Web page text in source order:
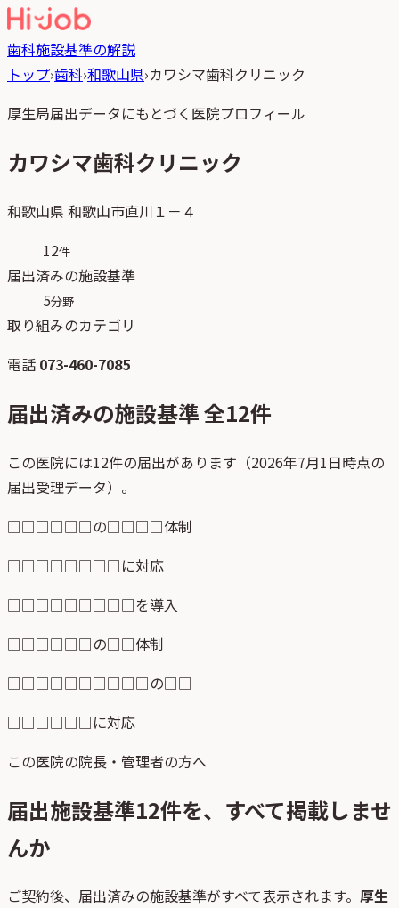
歯科施設基準の解説
トップ›歯科›和歌山県›カワシマ歯科クリニック
厚生局届出データにもとづく医院プロフィール
カワシマ歯科クリニック
和歌山県 和歌山市直川１－４
12件
届出済みの施設基準
5分野
取り組みのカテゴリ
電話 073-460-7085
届出済みの施設基準 全12件
この医院には12件の届出があります（2026年7月1日時点の
届出受理データ）。
□□□□□□の□□□□体制
□□□□□□□□に対応
□□□□□□□□□を導入
□□□□□□の□□体制
□□□□□□□□□□の□□
□□□□□□に対応
この医院の院長・管理者の方へ
届出施設基準12件を、すべて掲載しませ
んか
ご契約後、 届出済みの施設基準がすべて表示されます。 厚生